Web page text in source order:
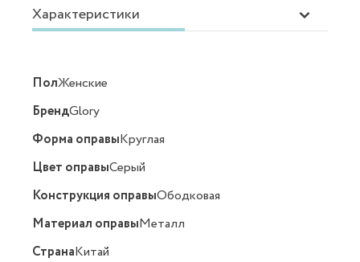
Характеристики
ПолЖенские
БрендGlory
Форма оправыКруглая
Цвет оправыСерый
Конструкция оправыОбодковая
Материал оправыМеталл
СтранаКитай